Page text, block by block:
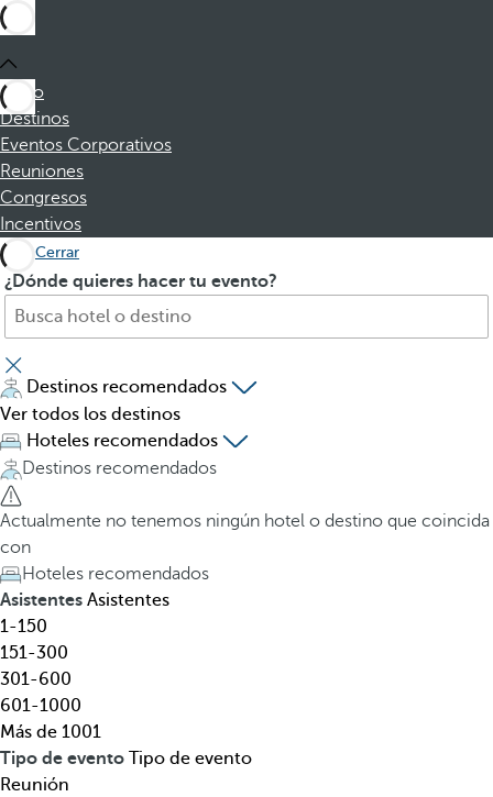
Inicio
Destinos
Eventos Corporativos
Reuniones
Congresos
Incentivos
Cerrar
¿Dónde quieres hacer tu evento?
B
s
c
a
h
o
t
e
l
,
d
e
s
t
i
n
o
,
t
A
p
u
l
s
a
r
l
a
t
e
c
l
a
d
e
f
l
e
Destinos recomendados
Ver todos los destinos
Hoteles recomendados
Destinos recomendados
Actualmente no tenemos ningún hotel o destino que coincida
con
Hoteles recomendados
Asistentes Asistentes
1-150
151-300
301-600
601-1000
Más de 1001
Tipo de evento Tipo de evento
Reunión